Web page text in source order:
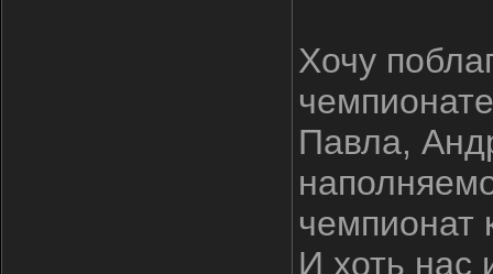
Хочу
Павла,
чемпионат
И хоть нас